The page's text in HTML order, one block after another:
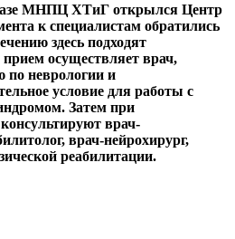
МНПЦ ХТиГ открылся Центр
к специалистам обратились
здесь подходят
осуществляет врач,
неврологии и
условие для работы с
Затем при
врач-
врач-нейрохирург,
реабилитации.